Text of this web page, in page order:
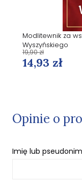
Modlitewnik za
Wyszyńskiego
14,93 zł
19,90 zł
Opinie o
Imię lub